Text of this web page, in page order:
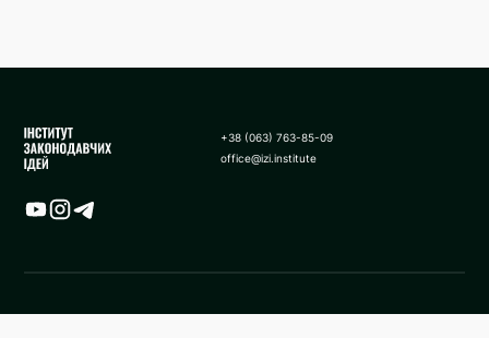
+38 (063) 763-85-09
office@izi.institute